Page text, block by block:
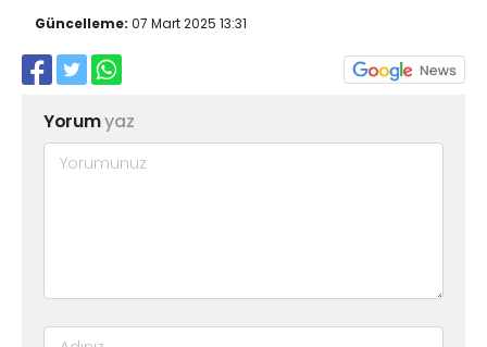
Güncelleme: 07 Mart 2025 13:31
Yorumyaz